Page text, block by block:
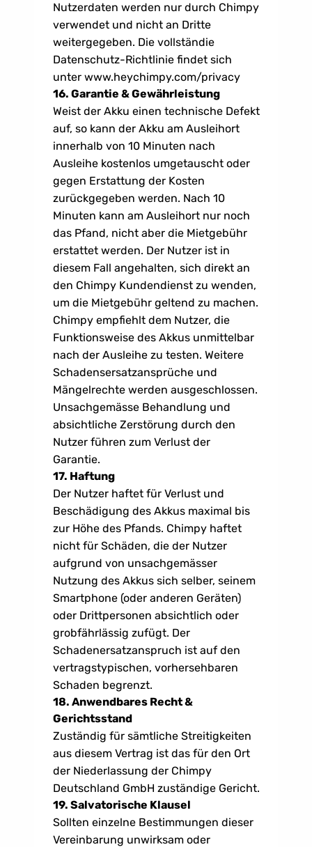
Nutzerdaten werden nur durch Chimpy
verwendet und nicht an Dritte
weitergegeben. Die vollständie
Datenschutz-Richtlinie findet sich
unter www.heychimpy.com/privacy
16. Garantie & Gewährleistung
Weist der Akku einen technische Defekt
auf, so kann der Akku am Ausleihort
innerhalb von 10 Minuten nach
Ausleihe kostenlos umgetauscht oder
gegen Erstattung der Kosten
zurückgegeben werden. Nach 10
Minuten kann am Ausleihort nur noch
das Pfand, nicht aber die Mietgebühr
erstattet werden. Der Nutzer ist in
diesem Fall angehalten, sich direkt an
den Chimpy Kundendienst zu wenden,
um die Mietgebühr geltend zu machen.
Chimpy empfiehlt dem Nutzer, die
Funktionsweise des Akkus unmittelbar
nach der Ausleihe zu testen. Weitere
Schadensersatzansprüche und
Mängelrechte werden ausgeschlossen.
Unsachgemässe Behandlung und
absichtliche Zerstörung durch den
Nutzer führen zum Verlust der
Garantie.
17. Haftung
Der Nutzer haftet für Verlust und
Beschädigung des Akkus maximal bis
zur Höhe des Pfands. Chimpy haftet
nicht für Schäden, die der Nutzer
aufgrund von unsachgemässer
Nutzung des Akkus sich selber, seinem
Smartphone (oder anderen Geräten)
oder Drittpersonen absichtlich oder
grobfährlässig zufügt. Der
Schadenersatzanspruch ist auf den
vertragstypischen, vorhersehbaren
Schaden begrenzt.
18. Anwendbares Recht &
Gerichtsstand
Zuständig für sämtliche Streitigkeiten
aus diesem Vertrag ist das für den Ort
der Niederlassung der Chimpy
Deutschland GmbH zuständige Gericht.
19. Salvatorische Klausel
Sollten einzelne Bestimmungen dieser
Vereinbarung unwirksam oder